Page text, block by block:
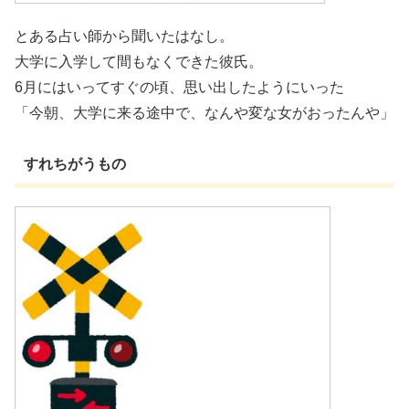
とある占い師から聞いたはなし。
大学に入学して間もなくできた彼氏。
6月にはいってすぐの頃、思い出したようにいった
「今朝、大学に来る途中で、なんや変な女がおったんや」
すれちがうもの